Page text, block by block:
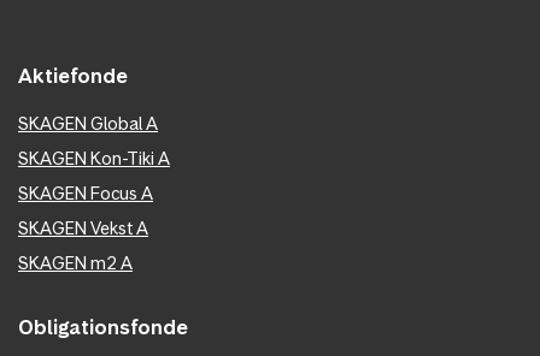
Aktiefonde
SKAGEN Global A
SKAGEN Kon-Tiki A
SKAGEN Focus A
SKAGEN Vekst A
SKAGEN m2 A
Obligationsfonde